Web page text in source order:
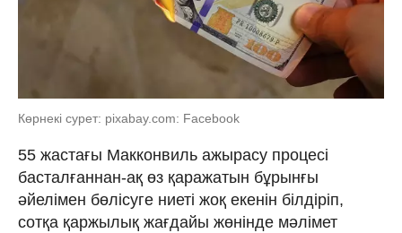
Көрнекі сурет: pixabay.com: Facebook
55 жастағы Макконвиль ажырасу процесі
басталғаннан-ақ өз қаражатын бұрынғы
әйелімен бөлісуге ниеті жоқ екенін білдіріп,
сотқа қаржылық жағдайы жөнінде мәлімет